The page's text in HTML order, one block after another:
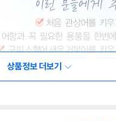
상품정보 더보기